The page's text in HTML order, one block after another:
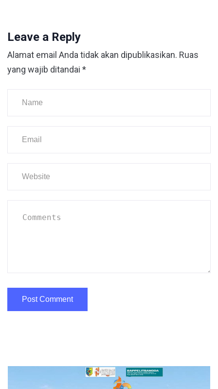
Leave a Reply
Alamat email Anda tidak akan dipublikasikan. Ruas
yang wajib ditandai *